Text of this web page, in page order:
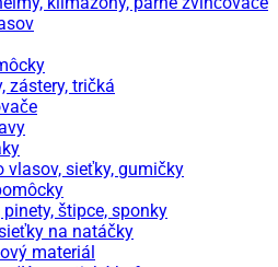
zástery, tričká
vlasov, sieťky, gumičky
pinety, štipce, sponky
na natáčky
materiál